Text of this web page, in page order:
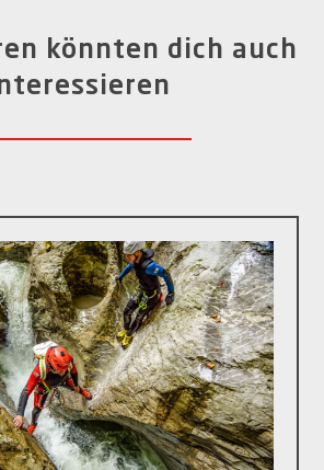
könnten dich auch